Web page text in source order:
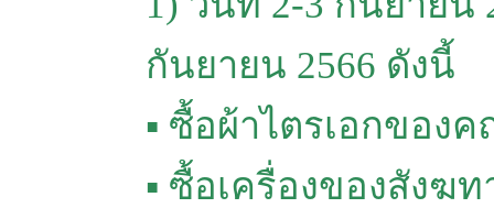
กันยายน 2566 ดังนี้
▪ ซื้อผ้าไตรเอกของ
▪ ซื้อเครื่องของสังฆ